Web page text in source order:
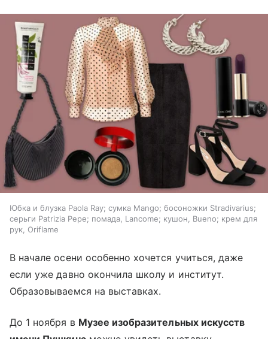
Юбка и блузка Paola Ray; сумка Mango; босоножки Stradivarius;
серьги Patrizia Pepe; помада, Lancome; кушон, Вueno; крем для
рук, Oriflame
В начале осени особенно хочется учиться, даже
если уже давно окончила школу и институт.
Образовываемся на выставках.
До 1 ноября в Музее изобразительных искусств